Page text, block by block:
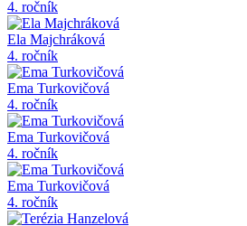
4. ročník
Ela Majchráková
4. ročník
Ema Turkovičová
4. ročník
Ema Turkovičová
4. ročník
Ema Turkovičová
4. ročník